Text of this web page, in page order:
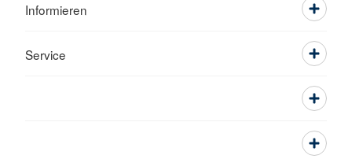
Informieren
Service